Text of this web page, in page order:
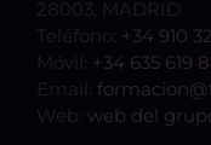
28003, MADRID
Teléfono: +34 910
Móvil: +34 635 619
Email:
Web: web del